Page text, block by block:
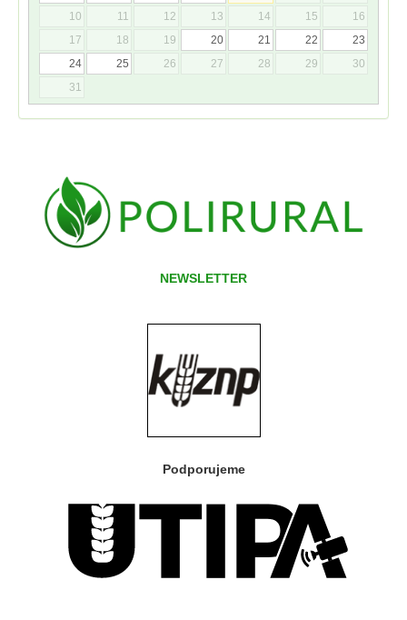
10
11 12 13 14 15
16
17
18 19 20 21 22
23
24
25 26 27 28 29
30
31
NEWSLETTER
Podporujeme